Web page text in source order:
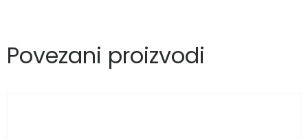
Povezani proizvodi